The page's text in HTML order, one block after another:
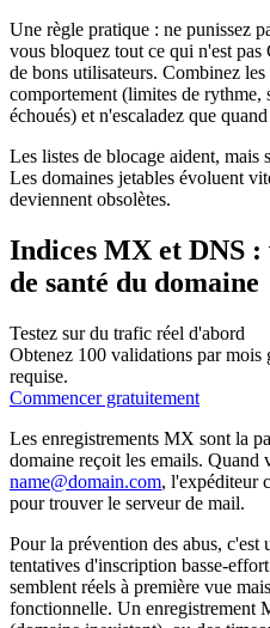
Une règle pratique : ne punissez
vous bloquez tout ce qui n'est
de bons utilisateurs. Combinez
comportement (limites de rythme,
échoués) et n'escaladez que
Les listes de blocage aident, mais
Les domaines jetables évoluent
deviennent obsolètes.
Indices MX et DNS
de santé du domaine
Testez sur du trafic réel d'abord
Obtenez 100 validations par mois
requise.
Commencer gratuitement
Les enregistrements MX sont la
domaine reçoit les emails. Quand
name@domain.com, l'expéditeur
pour trouver le serveur de mail.
Pour la prévention des abus,
tentatives d'inscription basse-
semblent réels à première vue
fonctionnelle. Un